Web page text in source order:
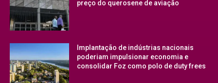
preço do querosene de aviação
Implantação de indústrias nacionais
poderiam impulsionar economia e
consolidar Foz como polo de duty frees